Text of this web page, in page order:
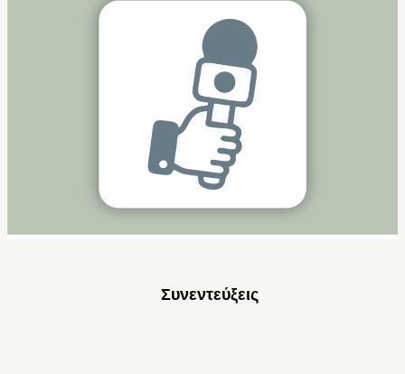
Συνεντεύξεις